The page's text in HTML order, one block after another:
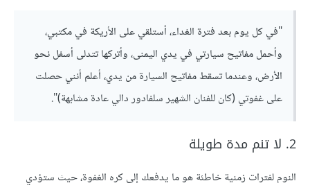
"في كل يوم بعد فترة الغداء، أستلقي على الأريكة في مكتبي،
وأحمل مفاتيح سيارتي في يدي اليمنى، وأتركها تتدلى أسفل نحو
الأرض، وعندما تسقط مفاتيح السيارة من يدي، أعلم أنني حصلت
على غفوتي (كان للفنان الشهير سلفادور دالي عادة مشابهة)".
2. لا تنم مدة طويلة
النوم لفترات زمنية خاطئة هو ما يدفعك إلى كره الغفوة، حيث ستؤدي